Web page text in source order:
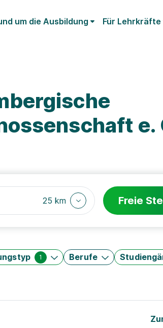
um die Ausbildung Für Lehrkräfte
e.
25 km Freie
1 Berufe